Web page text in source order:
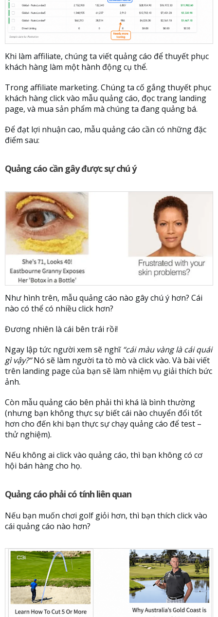
Khi làm affiliate, chúng ta viết quảng cáo để thuyết phục
khách hàng làm một hành động cụ thể.
Trong affiliate marketing. Chúng ta cố gắng thuyết phục
khách hàng click vào mẫu quảng cáo, đọc trang landing
page, và mua sản phẩm mà chúng ta đang quảng bá.
Để đạt lợi nhuận cao, mẫu quảng cáo cần có những đặc
điểm sau:
Quảng cáo cần gây được sự chú ý
Như hình trên, mẫu quảng cáo nào gây chú ý hơn? Cái
nào có thể có nhiều click hơn?
Đương nhiên là cái bên trái rồi!
Ngay lập tức người xem sẽ nghĩ“cái màu vàng là cái quái
gì vậy?”Nó sẽ làm người ta tò mò và click vào. Và bài viết
trên landing page của bạn sẽ làm nhiệm vụ giải thích bức
ảnh.
Còn mẫu quảng cáo bên phải thì khá là bình thường
(nhưng bạn không thực sự biết cái nào chuyển đổi tốt
hơn cho đến khi bạn thực sự chạy quảng cáo để test –
thử nghiệm).
Nếu không ai click vào quảng cáo, thì bạn không có cơ
hội bán hàng cho họ.
Quảng cáo phải có tính liên quan
Nếu bạn muốn chơi golf giỏi hơn, thì bạn thích click vào
cái quảng cáo nào hơn?